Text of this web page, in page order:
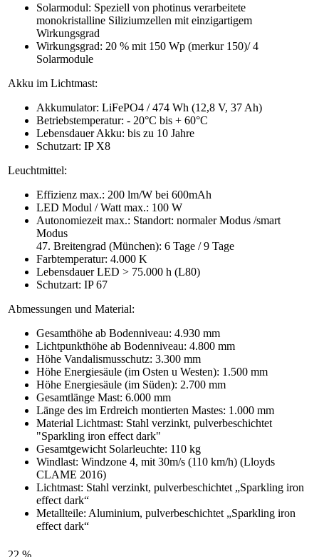
Solarmodul: Speziell von photinus verarbeitete
monokristalline Siliziumzellen mit einzigartigem
Wirkungsgrad
Wirkungsgrad: 20 % mit 150 Wp (merkur 150)/ 4
Solarmodule
Akku im Lichtmast:
Akkumulator: LiFePO4 / 474 Wh (12,8 V, 37 Ah)
Betriebstemperatur: - 20°C bis + 60°C
Lebensdauer Akku: bis zu 10 Jahre
Schutzart: IP X8
Leuchtmittel:
Effizienz max.: 200 lm/W bei 600mAh
LED Modul / Watt max.: 100 W
Autonomiezeit max.: Standort: normaler Modus /smart
Modus
47. Breitengrad (München): 6 Tage / 9 Tage
Farbtemperatur: 4.000 K
Lebensdauer LED > 75.000 h (L80)
Schutzart: IP 67
Abmessungen und Material:
Gesamthöhe ab Bodenniveau: 4.930 mm
Lichtpunkthöhe ab Bodenniveau: 4.800 mm
Höhe Vandalismusschutz: 3.300 mm
Höhe Energiesäule (im Osten u Westen): 1.500 mm
Höhe Energiesäule (im Süden): 2.700 mm
Gesamtlänge Mast: 6.000 mm
Länge des im Erdreich montierten Mastes: 1.000 mm
Material Lichtmast: Stahl verzinkt, pulverbeschichtet
"Sparkling iron effect dark"
Gesamtgewicht Solarleuchte: 110 kg
Windlast: Windzone 4, mit 30m/s (110 km/h) (Lloyds
CLAME 2016)
Lichtmast: Stahl verzinkt, pulverbeschichtet „Sparkling iron
effect dark“
Metallteile: Aluminium, pulverbeschichtet „Sparkling iron
effect dark“
22 %